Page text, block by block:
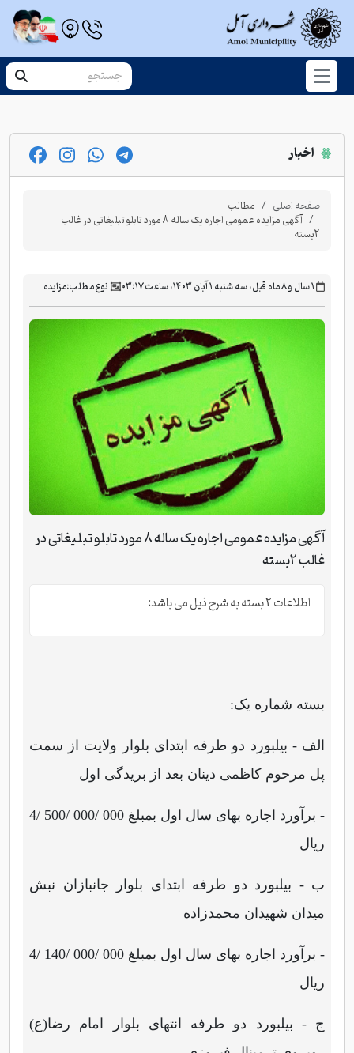
اخبار
صفحه اصلی مطالب
آگهی مزایده عمومی اجاره یک ساله 8 مورد تابلو تبلیغاتی در غالب
2بسته
‫۱ سال و ۸ ماه قبل، سه شنبه ۱ آبان ۱۴۰۳، ساعت ۰۳:۱۷ نوع مطلب:مزایده
آگهی مزایده عمومی اجاره یک ساله 8 مورد تابلو تبلیغاتی در
غالب 2بسته
اطلاعات 2 بسته به شرح ذیل می باشد:
بسته شماره یک:
الف - بیلبورد دو طرفه ابتدای بلوار ولایت از سمت
پل مرحوم کاظمی دینان بعد از بریدگی اول
- برآورد اجاره بهای سال اول بمبلغ 000 /000 /500 /4
ریال
ب - بیلبورد دو طرفه ابتدای بلوار جانبازان نبش
میدان شهیدان محمدزاده
- برآورد اجاره بهای سال اول بمبلغ 000 /000 /140 /4
ریال
ج - بیلبورد دو طرفه انتهای بلوار امام رضا(ع)